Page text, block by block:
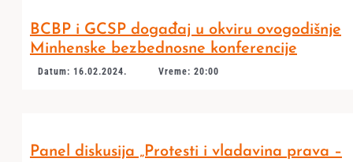
BCBP i GCSP događaj u okviru ovogodišnje
Minhenske bezbednosne konferencije
Datum: 16.02.2024. Vreme: 20:00
Panel diskusija „Protesti i vladavina prava –